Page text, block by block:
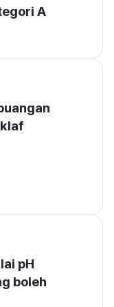
A
pH
boleh